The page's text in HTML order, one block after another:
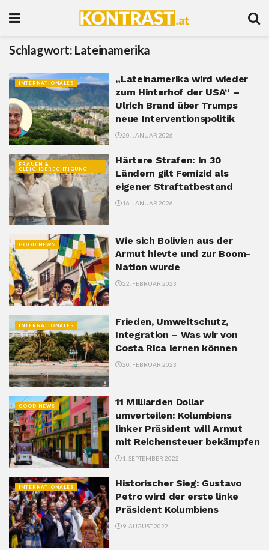
Schlagwort: Lateinamerika
INTERNATIONALES
„Lateinamerika wird wieder
zum Hinterhof der USA“ –
Ulrich Brand über Trumps
neue Interventionspolitik
20. JANUAR 2026
FRAUEN &
GLEICHBERECHTIGUNG
Härtere Strafen: In 30
Ländern gilt Femizid als
eigener Straftatbestand
16. JANUAR 2026
GOOD NEWS
Wie sich Bolivien aus der
Armut hievte und zur Boom-
Nation wurde
22. FEBRUAR 2023
INTERNATIONALES
Frieden, Umweltschutz,
Integration – Was wir von
Costa Rica lernen können
20. FEBRUAR 2023
GOOD NEWS
11 Milliarden Dollar
umverteilen: Kolumbiens
linker Präsident will Armut
mit Reichensteuer bekämpfen
1. SEPTEMBER 2022
INTERNATIONALES
Historischer Sieg: Gustavo
Petro wird der erste linke
Präsident Kolumbiens
9. AUGUST 2022